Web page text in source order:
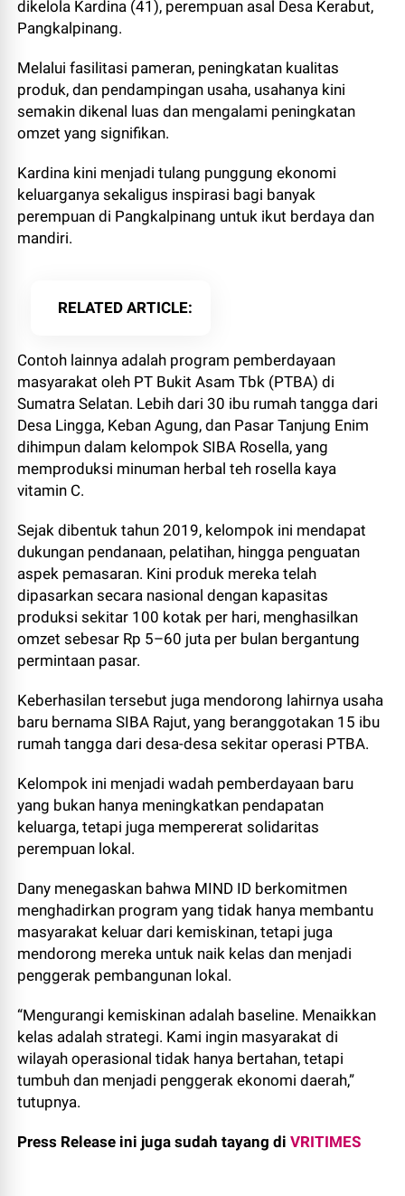
dikelola Kardina (41), perempuan asal Desa Kerabut,
Pangkalpinang.
Melalui fasilitasi pameran, peningkatan kualitas
produk, dan pendampingan usaha, usahanya kini
semakin dikenal luas dan mengalami peningkatan
omzet yang signifikan.
Kardina kini menjadi tulang punggung ekonomi
keluarganya sekaligus inspirasi bagi banyak
perempuan di Pangkalpinang untuk ikut berdaya dan
mandiri.
RELATED ARTICLE
Contoh lainnya adalah program pemberdayaan
masyarakat oleh PT Bukit Asam Tbk (PTBA) di
Sumatra Selatan. Lebih dari 30 ibu rumah tangga dari
Desa Lingga, Keban Agung, dan Pasar Tanjung Enim
dihimpun dalam kelompok SIBA Rosella, yang
memproduksi minuman herbal teh rosella kaya
vitamin C.
Sejak dibentuk tahun 2019, kelompok ini mendapat
dukungan pendanaan, pelatihan, hingga penguatan
aspek pemasaran. Kini produk mereka telah
dipasarkan secara nasional dengan kapasitas
produksi sekitar 100 kotak per hari, menghasilkan
omzet sebesar Rp 5–60 juta per bulan bergantung
permintaan pasar.
Keberhasilan tersebut juga mendorong lahirnya usaha
baru bernama SIBA Rajut, yang beranggotakan 15 ibu
rumah tangga dari desa-desa sekitar operasi PTBA.
Kelompok ini menjadi wadah pemberdayaan baru
yang bukan hanya meningkatkan pendapatan
keluarga, tetapi juga mempererat solidaritas
perempuan lokal.
Dany menegaskan bahwa MIND ID berkomitmen
menghadirkan program yang tidak hanya membantu
masyarakat keluar dari kemiskinan, tetapi juga
mendorong mereka untuk naik kelas dan menjadi
penggerak pembangunan lokal.
“Mengurangi kemiskinan adalah baseline. Menaikkan
kelas adalah strategi. Kami ingin masyarakat di
wilayah operasional tidak hanya bertahan, tetapi
tumbuh dan menjadi penggerak ekonomi daerah,”
tutupnya.
Press Release ini juga sudah tayang diVRITIMES